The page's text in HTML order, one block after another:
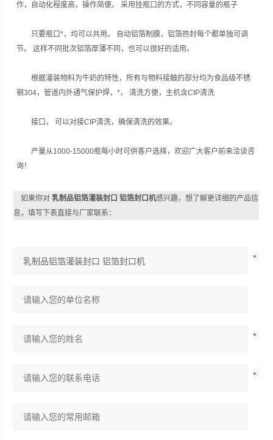
作，自动化程度高，操作简便。 采用挂瓶口的方式，不同容量的瓶子
只要瓶口*，均可以共用。 自动铝箔制膜，铝箔热封每个都单独可调
节。 这样不同批次铝箔厚薄不同，也可以很好的适用。
根据灌装物料为牛奶的特性，所有与物料接触的部分均为食品级不锈
钢304，管道内外通气保护焊，*， 清洗方便，主机含CIP清洗
接口， 可以对接CIP清洗，确保清洗的效果。
产量从1000-15000瓶每小时可供客户选择，欢迎广大客户前来洽谈咨
询！
如果你对乳制品铝箔灌装封口 铝箔封口机感兴趣，想了解更详细的产品信
息，填写下表直接与厂家联系：